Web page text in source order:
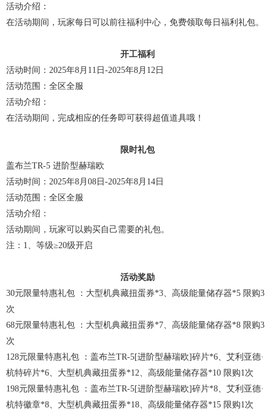
活动介绍：
在活动期间，玩家每日可以前往福利中心，免费领取每日福利礼包。
开工福利
活动时间：2025年8月11日-2025年8月12日
活动范围：全区全服
活动介绍：
在活动期间，完成相应的任务即可获得超值道具哦！
限时礼包
盖布兰TR-5 进阶型赫瑞欧
活动时间：2025年8月08日-2025年8月14日
活动范围：全区全服
活动介绍：
活动期间，玩家可以购买自己需要的礼包。
注：1、等级≥20级开启
活动奖励
30元限量特惠礼包 ：大型机典藏扭蛋券*3、高级能量储存器*5 限购3
次
68元限量特惠礼包 ：大型机典藏扭蛋券*7、高级能量储存器*8 限购3
次
128元限量特惠礼包 ：盖布兰TR-5[进阶型赫瑞欧]碎片*6、艾利亚德·
杭特碎片*6、大型机典藏扭蛋券*12、高级能量储存器*10 限购1次
198元限量特惠礼包 ：盖布兰TR-5[进阶型赫瑞欧]碎片*8、艾利亚德·
杭特徽章*8、大型机典藏扭蛋券*18、高级能量储存器*15 限购1次